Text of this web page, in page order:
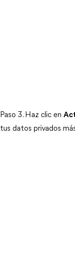
Paso 3. Haz clic en
tus datos privados